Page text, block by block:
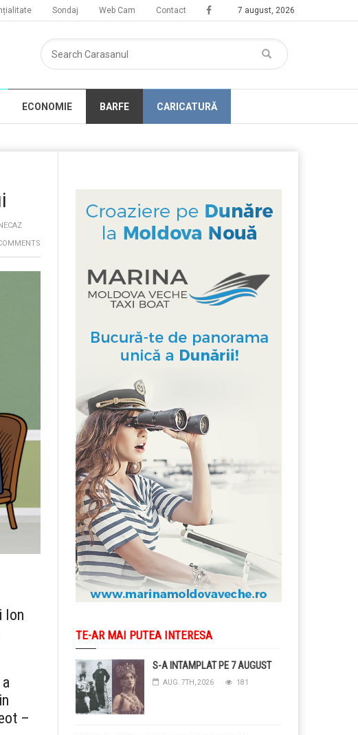
7 august, 2026
Sondaj Web Cam Contact
ECONOMIE BARFE CARICATURĂ
Ion
–
TE-AR MAI PUTEA INTERESA
S-A INTAMPLAT PE 7 AUGUST
AUG. 7TH, 2026 181